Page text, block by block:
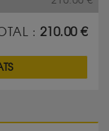
: 210.00€